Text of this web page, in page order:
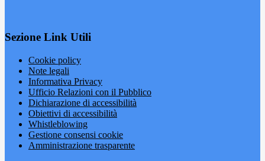
Sezione Link Utili
Cookie policy
Note legali
Informativa Privacy
Ufficio Relazioni con il Pubblico
Dichiarazione di accessibilità
Obiettivi di accessibilità
Whistleblowing
Gestione consensi cookie
Amministrazione trasparente